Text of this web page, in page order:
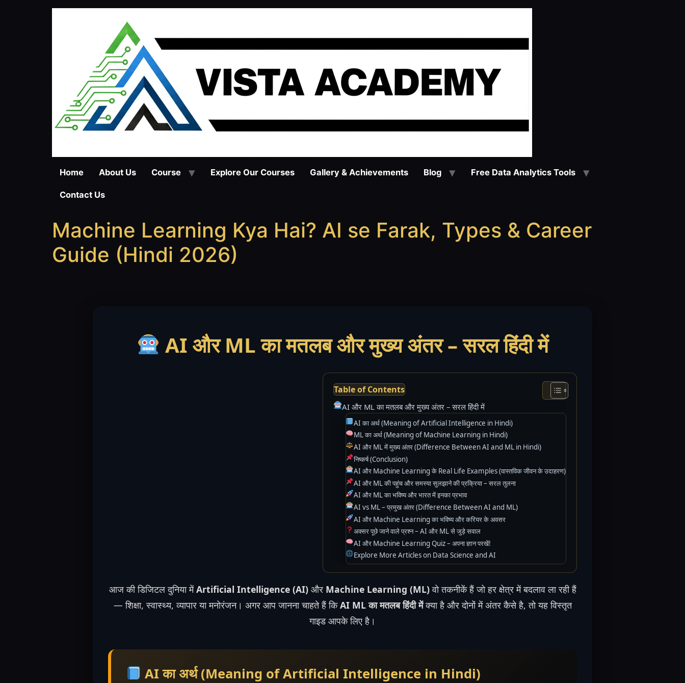
Home About Us Course Explore Our Courses Gallery & Achievements Blog Free Data Analytics Tools
Contact Us
Machine Learning Kya Hai? AI se Farak, Types & Career
Guide (Hindi 2026)
AI और ML का मतलब और मुख्य अंतर – सरल हिंदी में
Table of Contents
AI और ML का मतलब और मुख्य अंतर – सरल हिंदी में
AI का अर्थ (Meaning of Artificial Intelligence in Hindi)
ML का अर्थ (Meaning of Machine Learning in Hindi)
AI और ML में मुख्य अंतर (Difference Between AI and ML in Hindi)
निष्कर्ष (Conclusion)
AI और Machine Learning के Real Life Examples (वास्तविक जीवन के उदाहरण)
AI और ML की पहुंच और समस्या सुलझाने की प्रक्रिया – सरल तुलना
AI और ML का भविष्य और भारत में इनका प्रभाव
AI vs ML – प्रमुख अंतर (Difference Between AI and ML)
AI और Machine Learning का भविष्य और करियर के अवसर
अक्सर पूछे जाने वाले प्रश्न – AI और ML से जुड़े सवाल
AI और Machine Learning Quiz – अपना ज्ञान परखें!
Explore More Articles on Data Science and AI
आज की डिजिटल दुनिया मेंArtificial Intelligence (AI)और Machine Learning (ML)वो तकनीकें हैं जो हर क्षेत्र में बदलाव ला रही हैं
— शिक्षा, स्वास्थ्य, व्यापार या मनोरंजन। अगर आप जानना चाहते हैं किAI ML का मतलब हिंदी मेंक्या है और दोनों में अंतर कैसे है, तो यह विस्तृत
गाइड आपके लिए है।
AI का अर्थ (Meaning of Artificial Intelligence in Hindi)